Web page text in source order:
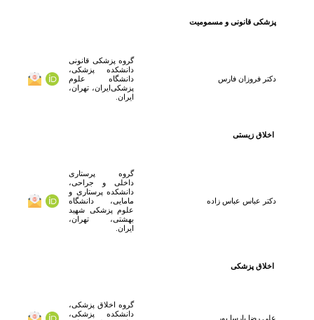
پزشکی قانونی و مسمومیت
دکتر فروزان فارس
گروه پزشکی قانونی
دانشکده پزشکی،
دانشگاه علوم
پزشکی‌ایران، تهران،
ایران.
اخلاق زیستی
دکتر عباس عباس زاده
گروه پرستاری
داخلی و جراحی،
دانشکده پرستاری و
مامایی، دانشگاه
علوم پزشکی شهید
بهشتی، تهران،
ایران.
اخلاق پزشکی
علی رضا پارسا پور
گروه اخلاق پزشکی،
دانشکده پزشکی،